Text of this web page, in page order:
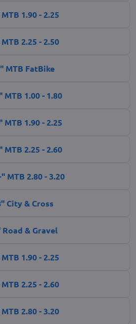
1.90 - 2.25
2.25 - 2.50
MTB FatBike
MTB 1.00 - 1.80
MTB 1.90 - 2.25
MTB 2.25 - 2.60
MTB 2.80 - 3.20
City & Cross
Road & Gravel
1.90 - 2.25
2.25 - 2.60
2.80 - 3.20